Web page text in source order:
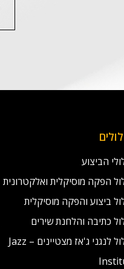
הביצוע
הפקה מוסיקלית ואלקטרונית
ביצוע והפקה מוסיקלית
כתיבה והלחנת שירים
מסלול לנגני ג'אז מצטיינים – Jazz